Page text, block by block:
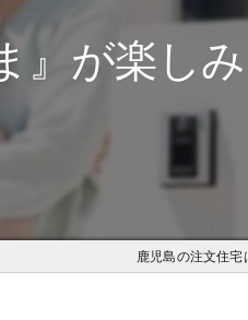
最適な窓の配置と方角
smartwin「佐藤の窓」
HEAT20 G3とは？
スーパーウォール工法の
「ガラパゴスハウス」
』が楽し
鹿児島の注文住宅